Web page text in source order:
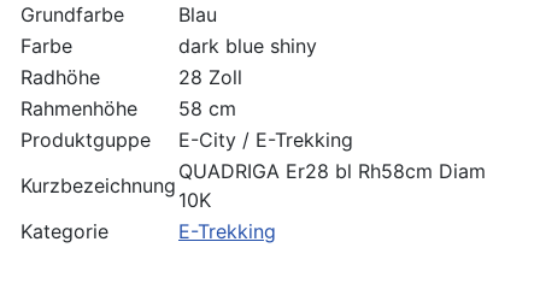
Grundfarbe
Blau
Farbe
dark blue shiny
Radhöhe
28 Zoll
Rahmenhöhe
58 cm
Produktguppe
E-City / E-Trekking
Kurzbezeichnung
QUADRIGA Er28 bl Rh58cm Diam
10K
Kategorie
E-Trekking